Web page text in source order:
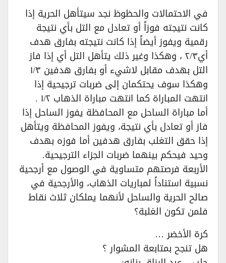
في الاحتمالات والحظوظ نجد سيتأهل الحرية إذا
كانت نتيجته فوزاً أو تعادل مع التل بأي نتيجة
رقمية ويفوز أيضاً إذا كانت نتيجته بفارق هدف
أي٢/٣ ، وهكذا وغير ذلك يتأهل التل أي إذا فاز
التل بهدف مقابل لاشيء أو بفارق هدفين ١/٣
وهكذا سوف يحتكمان إلى ضربات ترجيحية إذا
انتهت المباراة كما انتهت مباراة الذهاب ١/٢ .
أما مباراة الساحل مع المحافظة يفوز الساحل إذا
فاز أو تعادل بأي نتيجة، ويفوز المحافظة ويتأهل
إذا حقق التغلب بفارق هدفين أما فوزه بهدف
وحيد فيحكم بينهما ضربات الجزاء الترجيحية.
الأربعة فرصتهم متساوية في الوصول مع أرجحية
نسبية استناداً لمباريات الذهاب، والأرجحية في
صالح الحرية والساحل لأنهما يملكان ثلاث نقاط
فلمن تكون الغلبة؟
كرة الأخضر …
هل تنجح بمتابعة المشوار ؟